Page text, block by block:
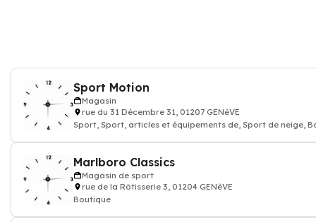
Sport Motion
Magasin
rue du 31 Décembre 31, 01207 GENèVE
Sport, Sport, articles et équipements de, Sport de neige,
Marlboro Classics
Magasin de sport
rue de la Rôtisserie 3, 01204 GENèVE
Boutique